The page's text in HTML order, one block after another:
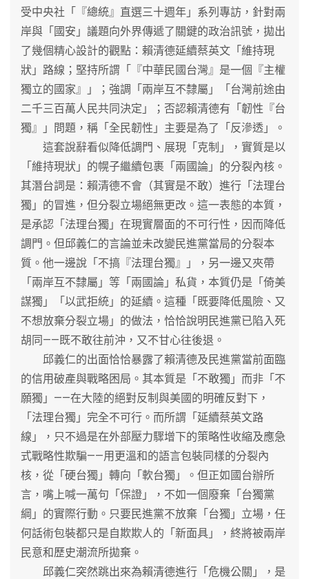
受中央社「『總統』直選三十週年」系列專訪，針對兩
岸與「國安」議題向外界傳遞了關鍵的政治訊號，拋出
了幾個精心設計的觀點：賴清德延續蔡英文「維持現
狀」路線；堅持所謂「『中華民國台灣』是一個『主權
獨立的國家』」；強調「兩岸互不隸屬」「台灣前途由
二千三百萬人民共同決定」；否認賴清德有「韌性『台
獨』」問題，稱「全民韌性」主要是為了「反滲透」。
這套說辭看似降低調門、展現「克制」，實質是以
「維持現狀」的幌子繼續包裹「兩國論」的分裂內核。
其潛台詞是：賴清德不會（其實是不敢）進行「法理台
獨」的冒進，但分裂立場絕無更改。這一表態的本質，
是承認「法理台獨」在現實層面的不可行性，因而降低
調門。但邱義仁的言論並未改變民進黨當局的分裂本
質。他一邊說「不搞『法理台獨』」，另一邊又夾帶
「兩岸互不隸屬」等「兩國論」私貨，本質仍是「倚美
謀獨」「以武拒統」的延續。這種「既要降低風險、又
不想放棄分裂立場」的做法，恰恰說明民進黨已陷入死
胡同——既不敢往前沖，又不甘心往後退。
邱義仁的出面恰恰暴露了賴清德及民進黨當前面臨
的信用破產與戰略困局。其本質是「不敢獨」而非「不
願獨」——在大陸的絕對反制與美國的明確反對下，
「法理台獨」完全不可行。而所謂「延續蔡英文路
線」，只不過是在外部壓力驟增下的策略性收縮及應急
式戰略性欺騙——用更溫和的語言包裝同樣的分裂內
核，從「硬台獨」轉向「軟台獨」。但正如國台辦所
言，嘴上喊一萬句「保證」，不如一個廢棄「台獨黨
綱」的實際行動。只要民進黨不放棄「台獨」立場，任
何話術包裝都只是自欺欺人的「新面具」，終將被兩岸
民意和歷史潮流所拋棄。
邱義仁突然跳出來為賴清德進行「危機公關」，是